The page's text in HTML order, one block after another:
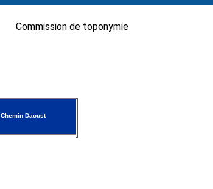
Commission de toponymie
Chemin Daoust